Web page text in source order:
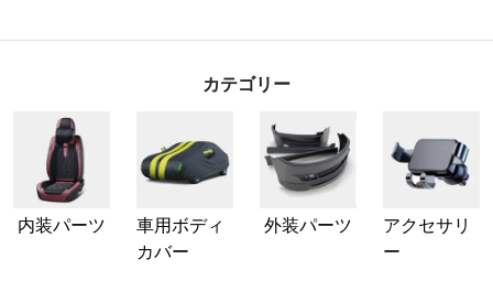
カテゴリー
内装パーツ
車用ボディ
カバー
外装パーツ
アクセサリ
ー